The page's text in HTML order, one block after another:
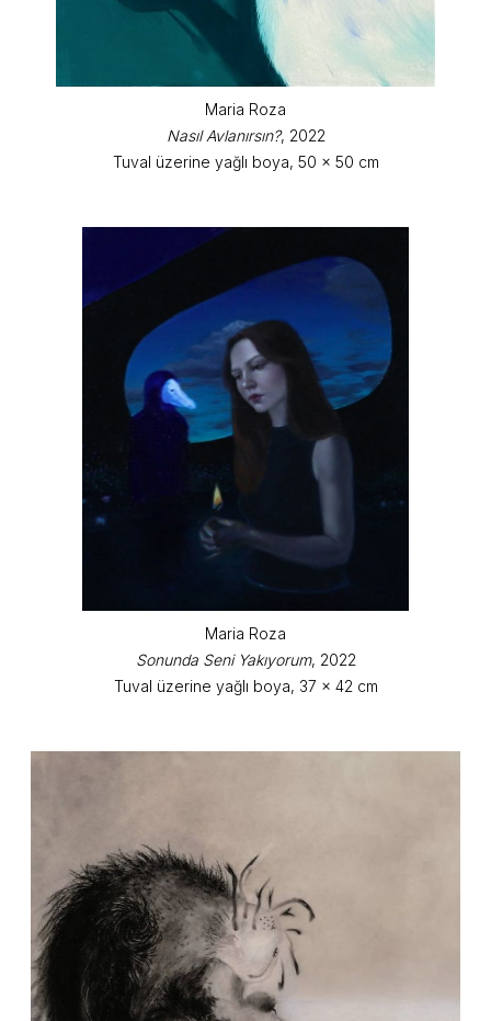
Maria Roza
Nasıl Avlanırsın?, 2022
Tuval üzerine yağlı boya, 50 x 50 cm
Maria Roza
Sonunda Seni Yakıyorum, 2022
Tuval üzerine yağlı boya, 37 x 42 cm